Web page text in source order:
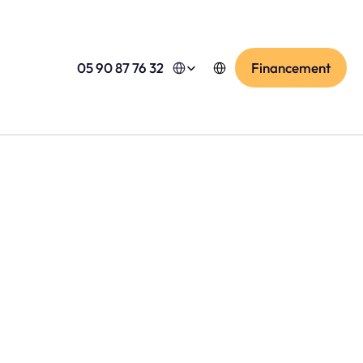
05 90 87 76 32
Select LanguageSelect Language
Financement